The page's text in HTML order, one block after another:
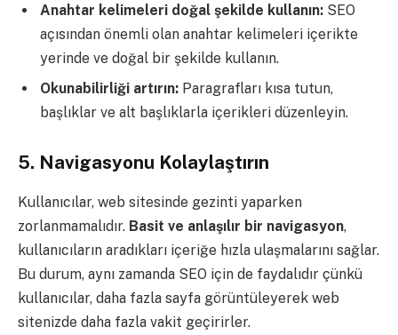
Anahtar kelimeleri doğal şekilde kullanın: SEO
açısından önemli olan anahtar kelimeleri içerikte
yerinde ve doğal bir şekilde kullanın.
Okunabilirliği artırın: Paragrafları kısa tutun,
başlıklar ve alt başlıklarla içerikleri düzenleyin.
5. Navigasyonu Kolaylaştırın
Kullanıcılar, web sitesinde gezinti yaparken
zorlanmamalıdır. Basit ve anlaşılır bir navigasyon,
kullanıcıların aradıkları içeriğe hızla ulaşmalarını sağlar.
Bu durum, aynı zamanda SEO için de faydalıdır çünkü
kullanıcılar, daha fazla sayfa görüntüleyerek web
sitenizde daha fazla vakit geçirirler.